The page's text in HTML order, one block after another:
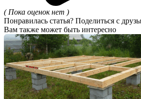
( Пока оценок нет )
Понравилась статья? Поделиться с
Вам также может быть интересно